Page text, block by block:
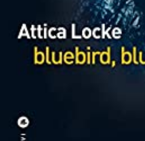
LIRE LA SUITE